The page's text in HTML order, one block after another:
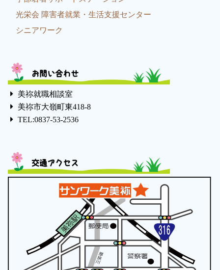
光栄会 障害者就業・生活支援センター
シニアワーク
お問い合わせ
美祢就職相談室
美祢市大嶺町東418-8
TEL:0837-53-2536
交通アクセス